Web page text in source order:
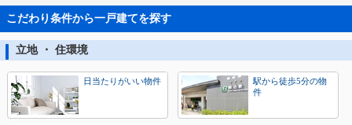
こだわり条件から一戸建てを探す
立地 ・ 住環境
日当たりがいい物件
駅から徒歩5分の物
件